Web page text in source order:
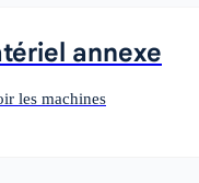
annexe
les machines